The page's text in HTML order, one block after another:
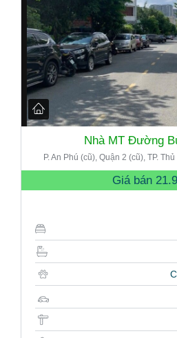
Nhà MT Đường
P. An Phú (cũ), Quận 2 (cũ), TP.
Giá bán